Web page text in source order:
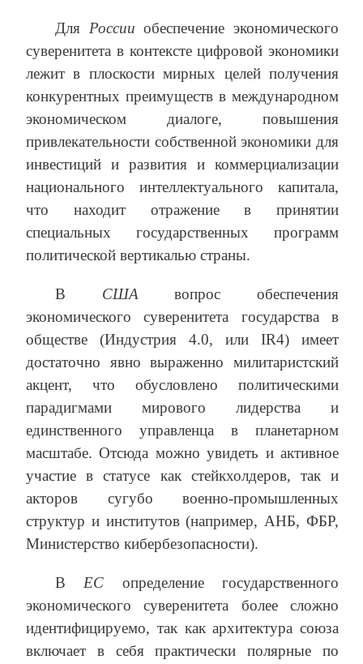
Для России обеспечение экономического
суверенитета в контексте цифровой экономики
лежит в плоскости мирных целей получения
конкурентных преимуществ в международном
экономическом диалоге, повышения
привлекательности собственной экономики для
инвестиций и развития и коммерциализации
национального интеллектуального капитала,
что находит отражение в принятии
специальных государственных программ
политической вертикалью страны.
В СШАвопрос обеспечения
экономического суверенитета государства в
обществе (Индустрия 4.0, или IR4) имеет
достаточно явно выраженно милитаристский
акцент, что обусловлено политическими
парадигмами мирового лидерства и
единственного управленца в планетарном
масштабе. Отсюда можно увидеть и активное
участие в статусе как стейкхолдеров, так и
акторов сугубо военно-промышленных
структур и институтов (например, АНБ, ФБР,
Министерство кибербезопасности).
В ЕС определение государственного
экономического суверенитета более сложно
идентифицируемо, так как архитектура союза
включает в себя практически полярные по